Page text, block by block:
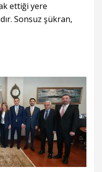
ettiği yere
Sonsuz şükran,